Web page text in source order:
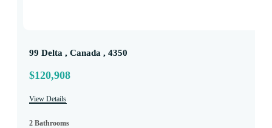
99 Delta , Canada , 4350
$120,908
View Details
2 Bathrooms